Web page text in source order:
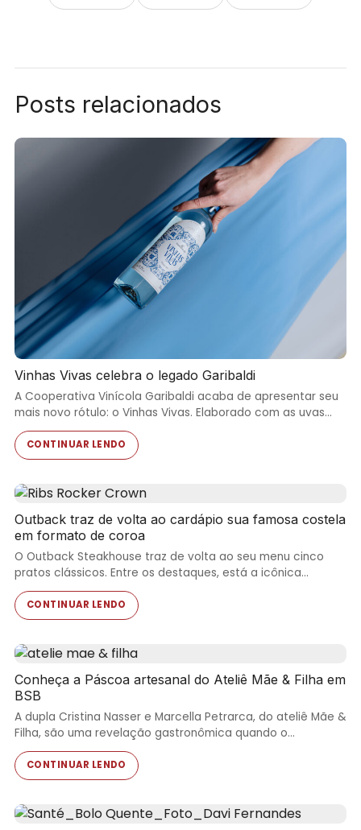
Posts relacionados
Vinhas Vivas celebra o legado Garibaldi
A Cooperativa Vinícola Garibaldi acaba de apresentar seu
mais novo rótulo: o Vinhas Vivas. Elaborado com as uvas…
CONTINUAR LENDO
Outback traz de volta ao cardápio sua famosa costela
em formato de coroa
O Outback Steakhouse traz de volta ao seu menu cinco
pratos clássicos. Entre os destaques, está a icônica…
CONTINUAR LENDO
Conheça a Páscoa artesanal do Ateliê Mãe & Filha em
BSB
A dupla Cristina Nasser e Marcella Petrarca, do ateliê Mãe &
Filha, são uma revelação gastronômica quando o…
CONTINUAR LENDO